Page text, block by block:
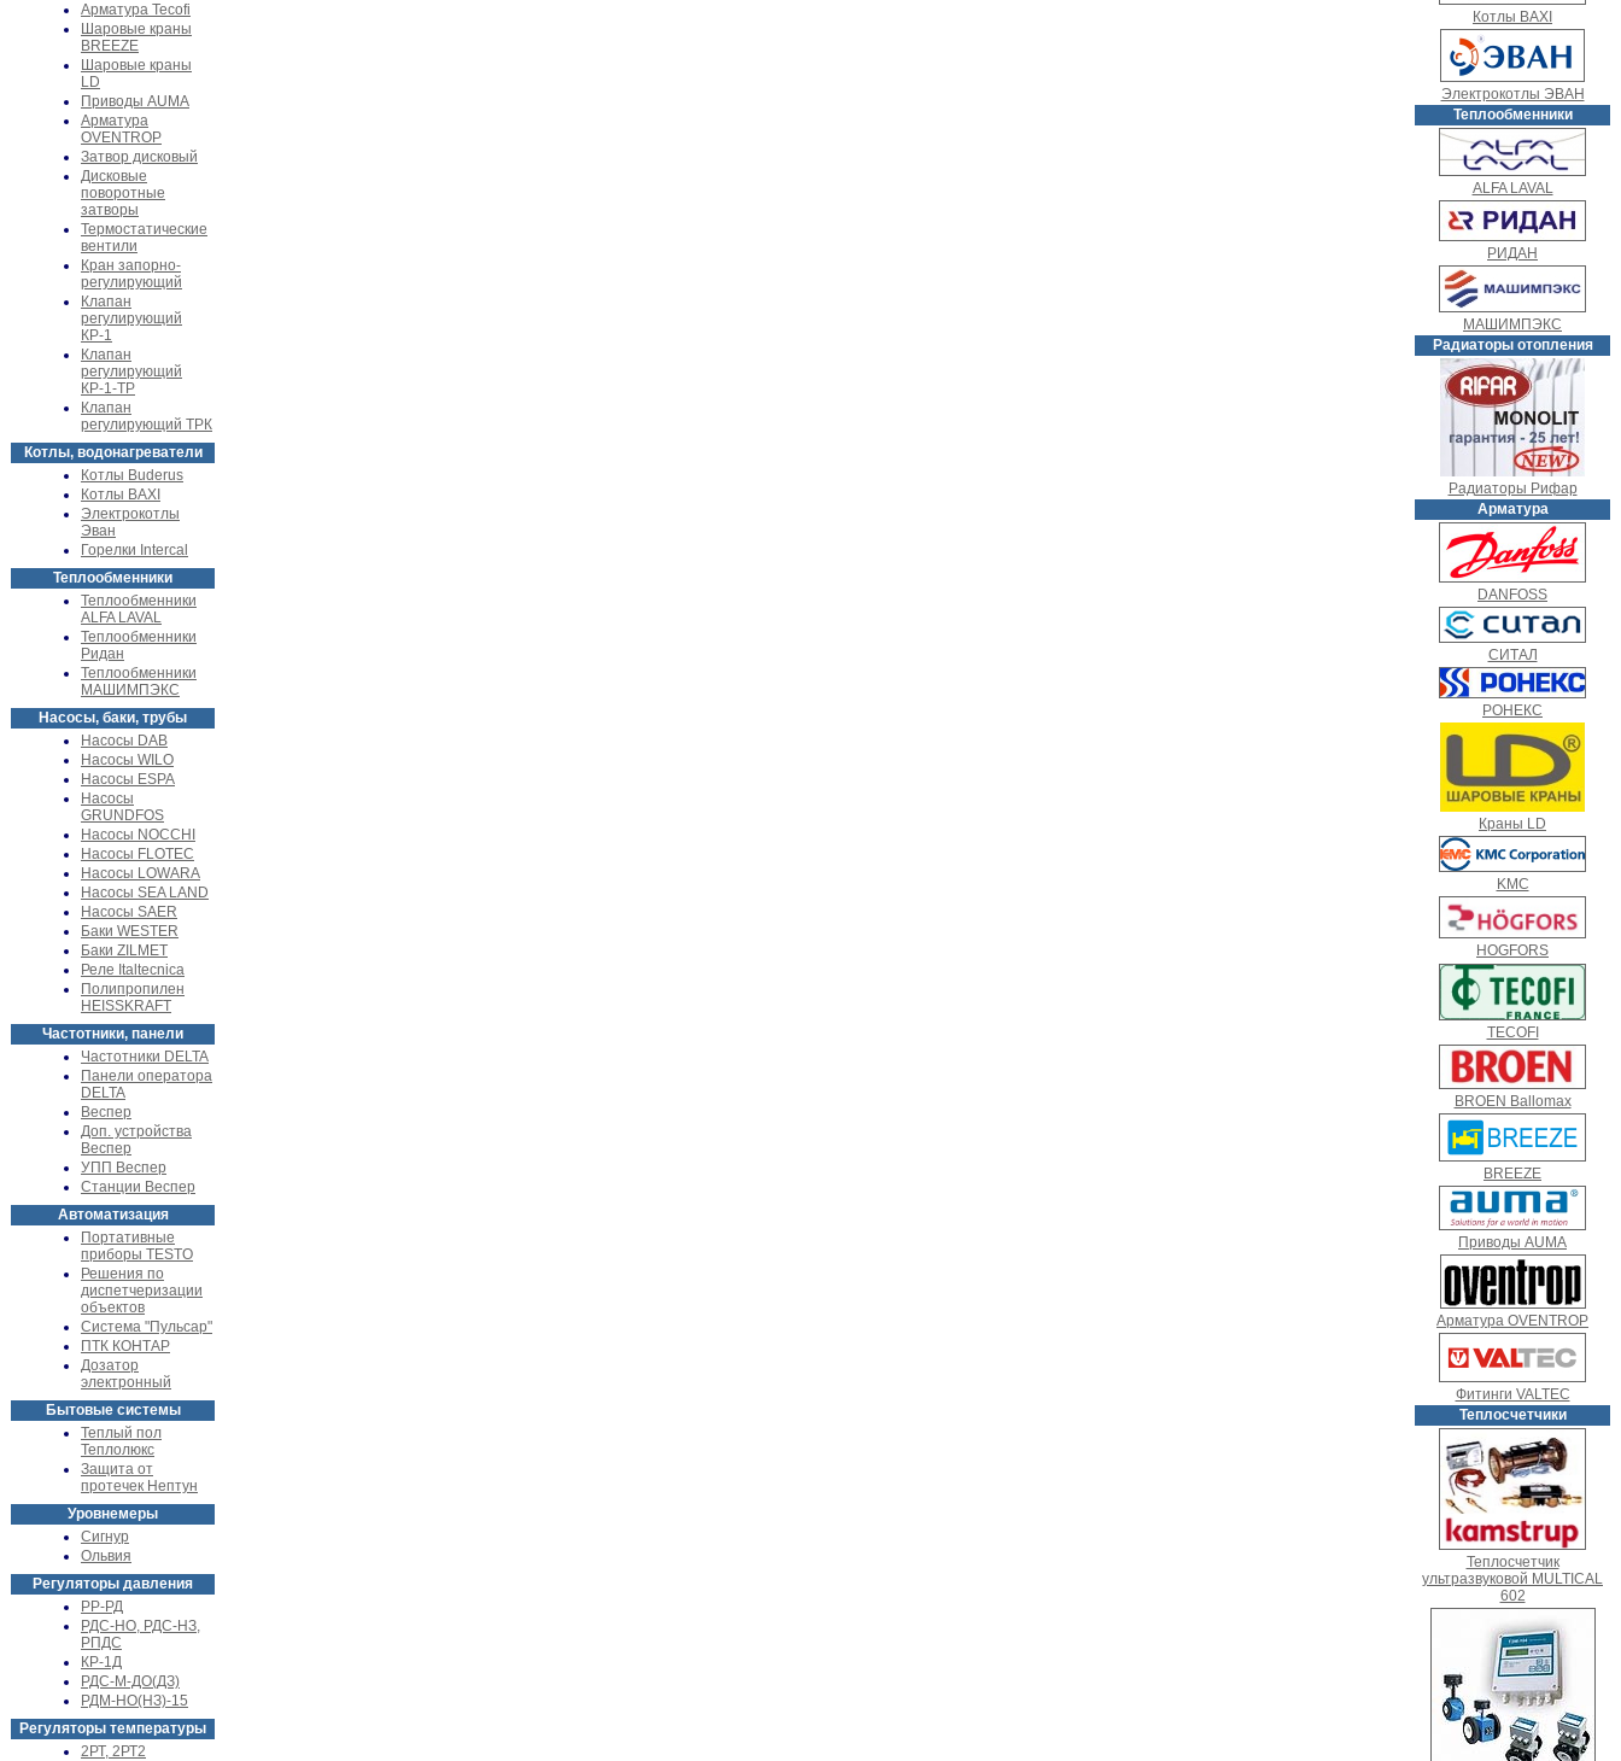
Арматура Tecofi
Шаровые краны
BREEZE
Шаровые краны
LD
Приводы AUMA
Арматура
OVENTROP
Затвор дисковый
Дисковые
поворотные
затворы
Термостатические
вентили
Кран запорно-
регулирующий
Клапан
регулирующий
КР-1
Клапан
регулирующий
КР-1-ТР
Клапан
регулирующий ТРК
Котлы, водонагреватели
Котлы Buderus
Котлы BAXI
Электрокотлы
Эван
Горелки Intercal
Теплообменники
Теплообменники
ALFA LAVAL
Теплообменники
Ридан
Теплообменники
МАШИМПЭКС
Насосы, баки, трубы
Насосы DAB
Насосы WILO
Насосы ESPA
Насосы
GRUNDFOS
Насосы NOCCHI
Насосы FLOTEC
Насосы LOWARA
Насосы SEA LAND
Насосы SAER
Баки WESTER
Баки ZILMET
Реле Italtecnica
Полипропилен
HEISSKRAFT
Частотники, панели
Частотники DELTA
Панели оператора
DELTA
Веспер
Доп. устройства
Веспер
УПП Веспер
Станции Веспер
Автоматизация
Портативные
приборы TESTO
Решения по
диспетчеризации
объектов
Система "Пульсар"
ПТК КОНТАР
Дозатор
электронный
Бытовые системы
Теплый пол
Теплолюкс
Защита от
протечек Нептун
Уровнемеры
Сигнур
Ольвия
Регуляторы давления
РР-РД
РДС-НО, РДС-НЗ,
РПДС
КР-1Д
РДС-М-ДО(ДЗ)
РДМ-НО(НЗ)-15
Регуляторы температуры
2РТ, 2РТ2
Котлы BAXI
Электрокотлы ЭВАН
Теплообменники
ALFA LAVAL
РИДАН
МАШИМПЭКС
Радиаторы отопления
Радиаторы Рифар
Арматура
DANFOSS
СИТАЛ
РОНЕКС
Краны LD
KMC
HOGFORS
TECOFI
BROEN Ballomax
BREEZE
Приводы AUMA
Арматура OVENTROP
Фитинги VALTEC
Теплосчетчики
Теплосчетчик
ультразвуковой MULTICAL
602